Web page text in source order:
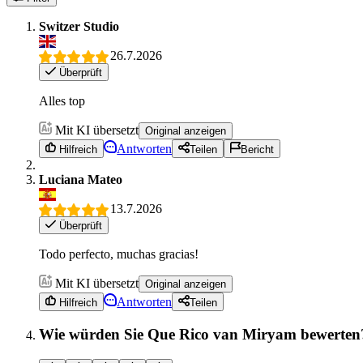
Switzer Studio
26.7.2026
Überprüft
Alles top
Mit KI übersetzt Original anzeigen
Hilfreich
Antworten Teilen Bericht
Luciana Mateo
13.7.2026
Überprüft
Todo perfecto, muchas gracias!
Mit KI übersetzt Original anzeigen
Hilfreich
Antworten Teilen
Wie würden Sie Que Rico van Miryam